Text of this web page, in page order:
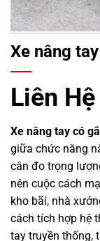
Xe nâng
Liên Hệ
Xe nâng tay có
giữa chức năng
cân đo trọng
nên cuộc cách
kho bãi, nhà
cách tích hợp hệ
tay truyền thống,